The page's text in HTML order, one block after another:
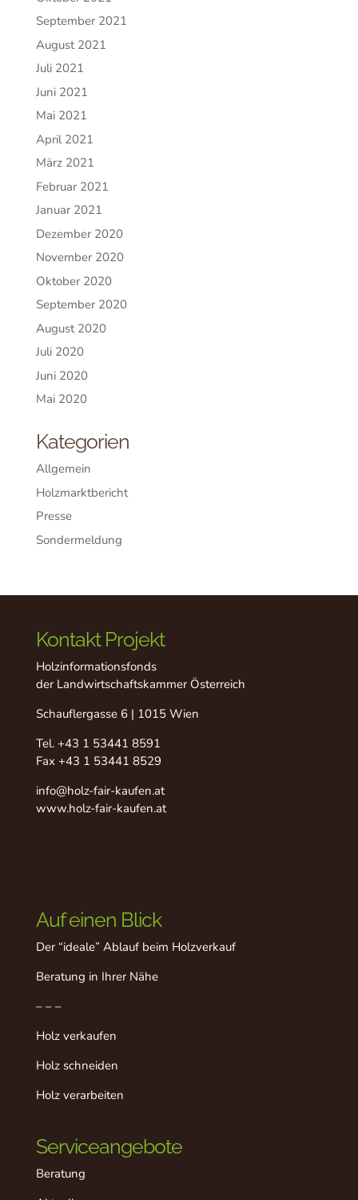
September 2021
August 2021
Juli 2021
Juni 2021
Mai 2021
April 2021
März 2021
Februar 2021
Januar 2021
Dezember 2020
November 2020
Oktober 2020
September 2020
August 2020
Juli 2020
Juni 2020
Mai 2020
Kategorien
Allgemein
Holzmarktbericht
Presse
Sondermeldung
Kontakt Projekt
Holzinformationsfonds
der Landwirtschaftskammer Österreich
Schauflergasse 6 | 1015 Wien
Tel. +43 1 53441 8591
Fax +43 1 53441 8529
info@holz-fair-kaufen.at
www.holz-fair-kaufen.at
Auf einen Blick
Der “ideale” Ablauf beim Holzverkauf
Beratung in Ihrer Nähe
– – –
Holz verkaufen
Holz schneiden
Holz verarbeiten
Serviceangebote
Beratung